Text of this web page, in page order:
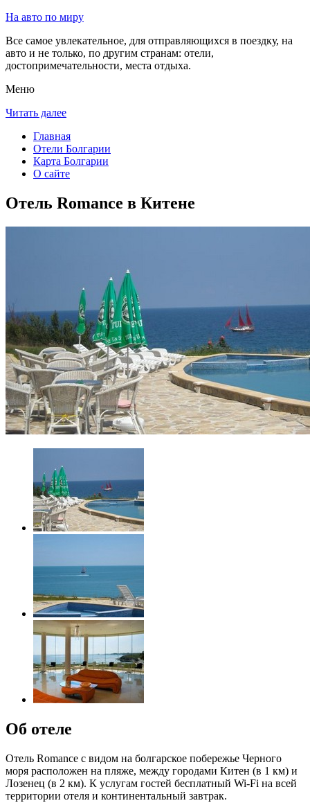
На авто по миру
Все самое увлекательное, для отправляющихся в поездку, на
авто и не только, по другим странам: отели,
достопримечательности, места отдыха.
Меню
Читать далее
Главная
Отели Болгарии
Карта Болгарии
О сайте
Отель Romance в Китене
Об отеле
Отель Romance с видом на болгарское побережье Черного
моря расположен на пляже, между городами Китен (в 1 км) и
Лозенец (в 2 км). К услугам гостей бесплатный Wi-Fi на всей
территории отеля и континентальный завтрак.